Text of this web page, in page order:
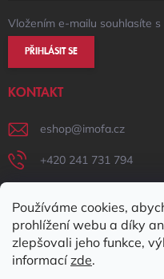
Používáme cookies,
prohlížení webu a díky
zlepšovali jeho funkce,
informacízde.
Vložením e-mailu souhlasíte s
PŘIHLÁSIT SE
KONTAKT
eshop@imofa.cz
+420 241 731 794
IMOFA Facebook
imofa_s.r.o